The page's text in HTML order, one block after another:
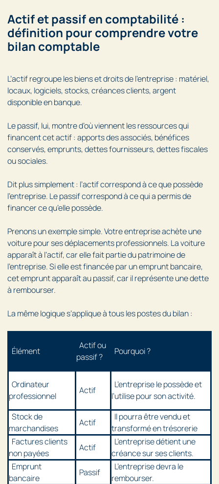
Actif et passif en comptabilité :
définition pour comprendre votre
bilan comptable
L’actif regroupe les biens et droits de l’entreprise : matériel,
locaux, logiciels, stocks, créances clients, argent
disponible en banque.
Le passif, lui, montre d’où viennent les ressources qui
financent cet actif : apports des associés, bénéfices
conservés, emprunts, dettes fournisseurs, dettes fiscales
ou sociales.
Dit plus simplement : l’actif correspond à ce que possède
l’entreprise. Le passif correspond à ce qui a permis de
financer ce qu’elle possède.
Prenons un exemple simple. Votre entreprise achète une
voiture pour ses déplacements professionnels. La voiture
apparaît à l’actif, car elle fait partie du patrimoine de
l’entreprise. Si elle est financée par un emprunt bancaire,
cet emprunt apparaît au passif, car il représente une dette
à rembourser.
La même logique s’applique à tous les postes du bilan :
Élément
Actif ou
passif ?
Pourquoi ?
Ordinateur
professionnel
Actif
L’entreprise le possède et
l’utilise pour son activité.
Stock de
marchandises
Actif
Il pourra être vendu et
transformé en trésorerie
Factures clients
non payées
Actif
L’entreprise détient une
créance sur ses clients.
Emprunt
bancaire
Passif
L’entreprise devra le
rembourser.